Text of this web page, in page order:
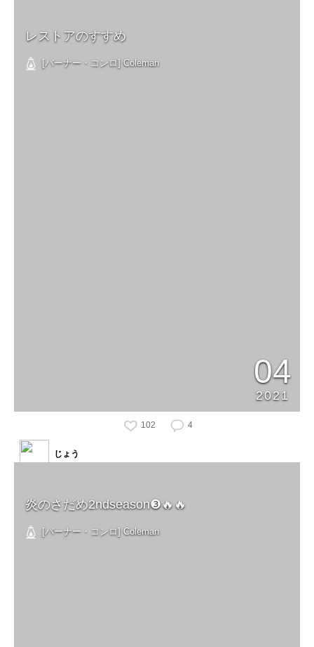
レストアのすすめ
[バーナー・コンロ] Coleman
04
2021
102 4
炎のさだめ2ndseason❸🔥🔥
[バーナー・コンロ] Coleman
じょう